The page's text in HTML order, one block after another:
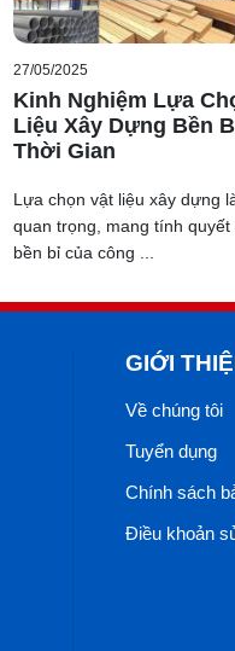
1.3 Phong cách thiết
27/05/2025
Kinh Nghiệm Lựa
Liệu Xây Dựng Bền
Thời Gian
Lựa chọn vật liệu xây dựng
quan trọng, mang tính quyết
bền bỉ của công ...
GIỚI
Về chúng tôi
Tuyển dụng
Chính sách
Điều khoản